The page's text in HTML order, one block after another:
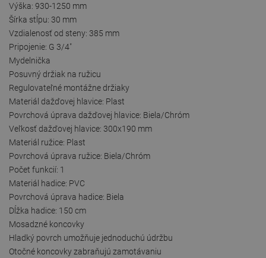
Výška: 930-1250 mm
Šírka stĺpu: 30 mm
Vzdialenosť od steny: 385 mm
Pripojenie: G 3/4"
Mydelnička
Posuvný držiak na ružicu
Regulovateľné montážne držiaky
Materiál dažďovej hlavice: Plast
Povrchová úprava dažďovej hlavice: Biela/Chróm
Veľkosť dažďovej hlavice: 300x190 mm
Materiál ružice: Plast
Povrchová úprava ružice: Biela/Chróm
Počet funkcií: 1
Materiál hadice: PVC
Povrchová úprava hadice: Biela
Dĺžka hadice: 150 cm
Mosadzné koncovky
Hladký povrch umožňuje jednoduchú údržbu
Otočné koncovky zabraňujú zamotávaniu